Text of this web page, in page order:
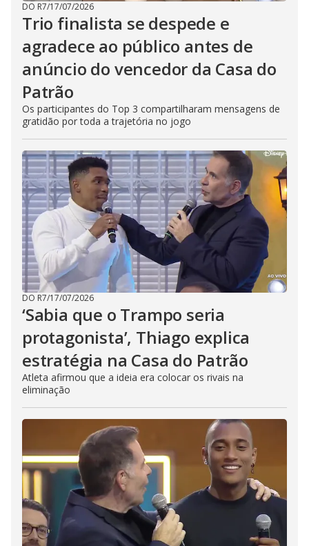
DO R7/17/07/2026
Trio finalista se despede e
agradece ao público antes de
anúncio do vencedor da Casa do
Patrão
Os participantes do Top 3 compartilharam mensagens de
gratidão por toda a trajetória no jogo
DO R7/17/07/2026
‘Sabia que o Trampo seria
protagonista’, Thiago explica
estratégia na Casa do Patrão
Atleta afirmou que a ideia era colocar os rivais na
eliminação